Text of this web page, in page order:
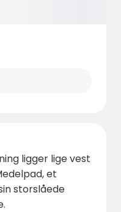
ligger lige vest
et
storslåede